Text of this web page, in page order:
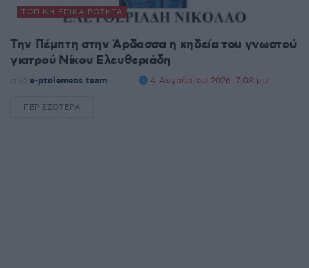
ΤΟΠΙΚΉ ΕΠΙΚΑΙΡΌΤΗΤΑ
Την Πέμπτη στην Άρδασσα η κηδεία του γνωστού
γιατρού Νίκου Ελευθεριάδη
από e-ptolemeos team 4 Αυγούστου 2026, 7:08 μμ
ΠΕΡΙΣΣΌΤΕΡΑ